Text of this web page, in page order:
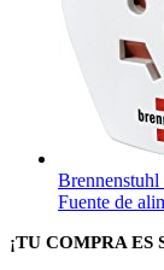
Brennenstuhl
Fuente de
¡TU COMPRA